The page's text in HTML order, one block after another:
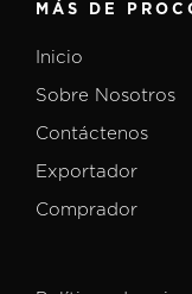
MÁS DE
Inicio
Sobre Nosotros
Contáctenos
Exportador
Comprador